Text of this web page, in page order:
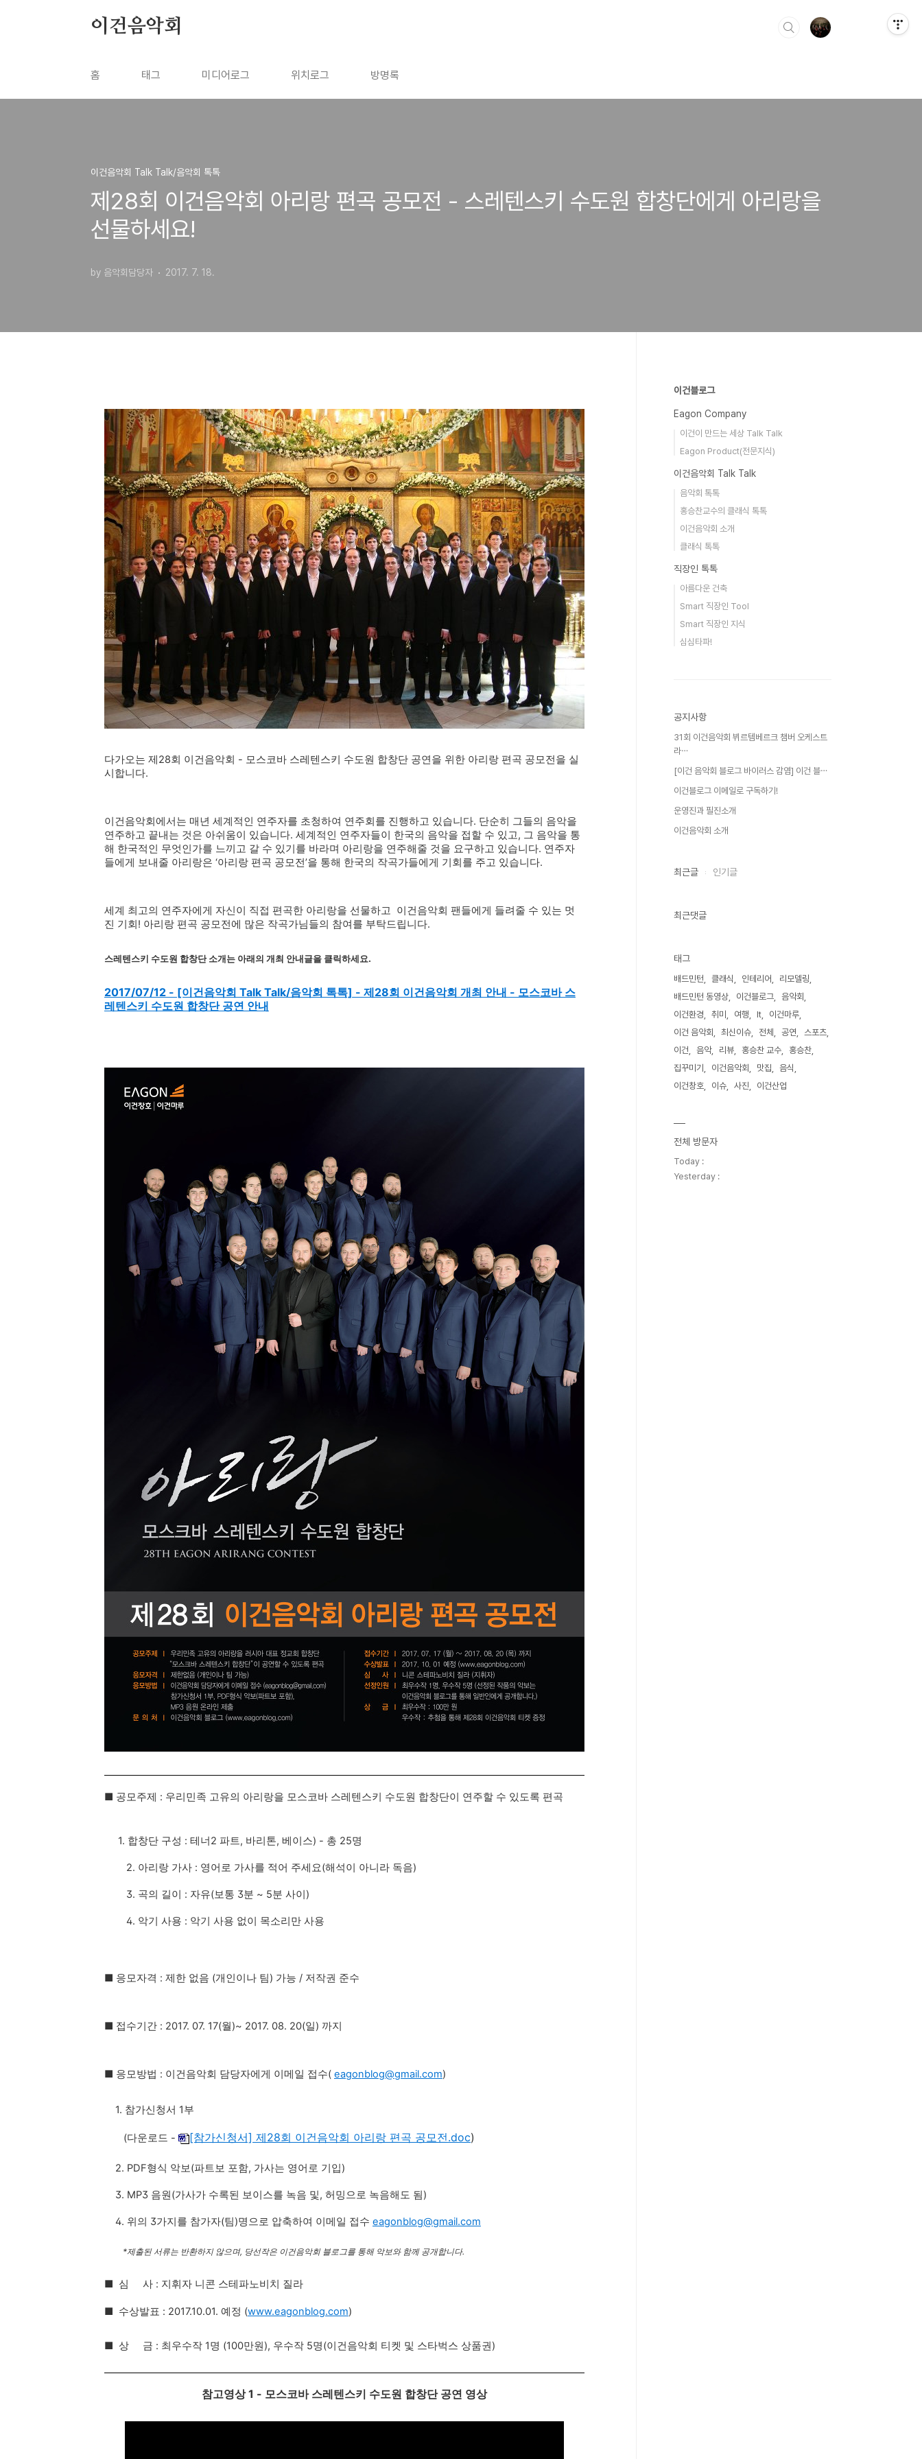
이건음악회
홈 태그 미디어로그 위치로그 방명록
이건음악회 Talk Talk/음악회 톡톡
제28회 이건음악회 아리랑 편곡 공모전 - 스레텐스키 수도원 합창단에게 아리랑을
선물하세요!
by 음악회담당자 2017. 7. 18.
다가오는 제28회 이건음악회 - 모스코바 스레텐스키 수도원 합창단 공연을 위한 아리랑 편곡 공모전을 실
시합니다.
이건음악회에서는 매년 세계적인 연주자를 초청하여 연주회를 진행하고 있습니다. 단순히 그들의 음악을
연주하고 끝내는 것은 아쉬움이 있습니다. 세계적인 연주자들이 한국의 음악을 접할 수 있고, 그 음악을 통
해 한국적인 무엇인가를 느끼고 갈 수 있기를 바라며 아리랑을 연주해줄 것을 요구하고 있습니다. 연주자
들에게 보내줄 아리랑은 ‘아리랑 편곡 공모전’을 통해 한국의 작곡가들에게 기회를 주고 있습니다.
세계 최고의 연주자에게 자신이 직접 편곡한 아리랑을 선물하고 이건음악회 팬들에게 들려줄 수 있는 멋
진 기회! 아리랑 편곡 공모전에 많은 작곡가님들의 참여를 부탁드립니다.
스레텐스키 수도원 합창단 소개는 아래의 개최 안내글을 클릭하세요.
2017/07/12 - [이건음악회 Talk Talk/음악회 톡톡] - 제28회 이건음악회 개최 안내 - 모스코바 스
레텐스키 수도원 합창단 공연 안내
■ 공모주제 : 우리민족 고유의 아리랑을 모스코바 스레텐스키 수도원 합창단이 연주할 수 있도록 편곡
1. 합창단 구성 : 테너2 파트, 바리톤, 베이스) - 총 25명
2. 아리랑 가사 : 영어로 가사를 적어 주세요(해석이 아니라 독음)
3. 곡의 길이 : 자유(보통 3분 ~ 5분 사이)
4. 악기 사용 : 악기 사용 없이 목소리만 사용
■ 응모자격 : 제한 없음 (개인이나 팀) 가능 / 저작권 준수
■ 접수기간 : 2017. 07. 17(월)~ 2017. 08. 20(일) 까지
■ 응모방법 : 이건음악회 담당자에게 이메일 접수( eagonblog@gmail.com)
1. 참가신청서 1부
(다운로드 - [참가신청서] 제28회 이건음악회 아리랑 편곡 공모전.doc)
2. PDF형식 악보(파트보 포함, 가사는 영어로 기입)
3. MP3 음원(가사가 수록된 보이스를 녹음 및, 허밍으로 녹음해도 됨)
4. 위의 3가지를 참가자(팀)명으로 압축하여 이메일 접수 eagonblog@gmail.com
*제출된 서류는 반환하지 않으며, 당선작은 이건음악회 블로그를 통해 악보와 함께 공개합니다.
■ 심 사 : 지휘자 니콘 스테파노비치 질라
■ 수상발표 : 2017.10.01. 예정 (www.eagonblog.com)
■ 상 금 : 최우수작 1명 (100만원), 우수작 5명(이건음악회 티켓 및 스타벅스 상품권)
참고영상 1 - 모스코바 스레텐스키 수도원 합창단 공연 영상
이건블로그
Eagon Company
이건이 만드는 세상 Talk Talk
Eagon Product(전문지식)
이건음악회 Talk Talk
음악회 톡톡
홍승찬교수의 클래식 톡톡
이건음악회 소개
클래식 톡톡
직장인 톡톡
아름다운 건축
Smart 직장인 Tool
Smart 직장인 지식
심심타파!
공지사항
31회 이건음악회 뷔르템베르크 챔버 오케스트
라⋯
[이건 음악회 블로그 바이러스 감염] 이건 블⋯
이건블로그 이메일로 구독하기!
운영진과 필진소개
이건음악회 소개
최근글 인기글
최근댓글
태그
배드민턴 클래식 인테리어
리모델링
배드민턴 동영상
이건블로그
음악회
이건환경
취미 여행 It
이건마루
이건 음악회
최신이슈 전체 공연
스포츠
이건
음악 리뷰 홍승찬 교수
홍승찬
집꾸미기
이건음악회 맛집
음식
이건창호
이슈 사진 이건산업
전체 방문자
Today :
Yesterday :